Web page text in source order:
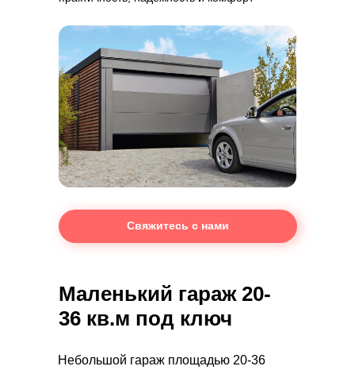
Свяжитесь с нами
Маленький гараж 20-
36 кв.м под ключ
Небольшой гараж площадью 20-36